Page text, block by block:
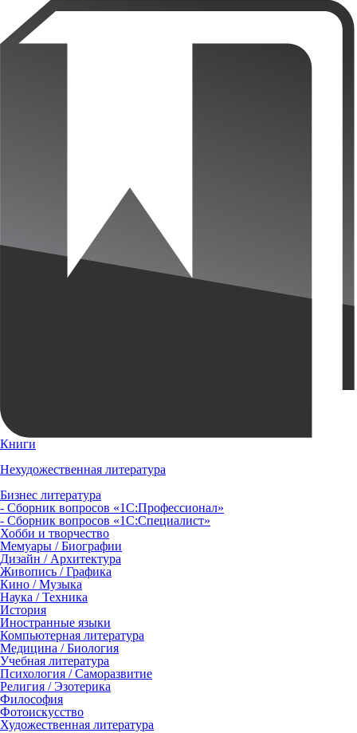
Книги
Нехудожественная литература
Бизнес литература
- Сборник вопросов «1С:Профессионал»
- Сборник вопросов «1С:Специалист»
Хобби и творчество
Мемуары / Биографии
Дизайн / Архитектура
Живопись / Графика
Кино / Музыка
Наука / Техника
История
Иностранные языки
Компьютерная литература
Медицина / Биология
Учебная литература
Психология / Саморазвитие
Религия / Эзотерика
Философия
Фотоискусство
Художественная литература